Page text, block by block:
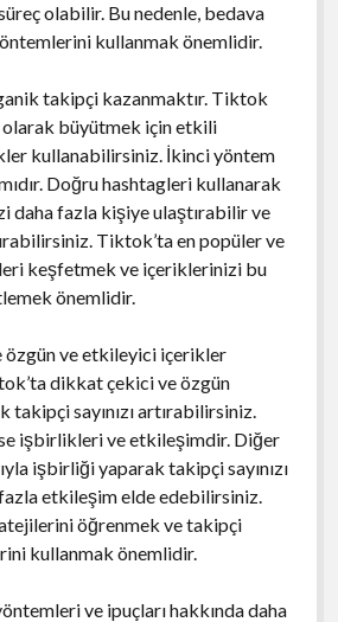
olabilir. Bu nedenle, bedava
kullanmak önemlidir.
takipçi kazanmaktır. Tiktok
olarak büyütmek için etkili
kullanabilirsiniz. İkinci yöntem
Doğru hashtagleri kullanarak
daha fazla kişiye ulaştırabilir ve
Tiktok’ta en popüler ve
keşfetmek ve içeriklerinizi bu
önemlidir.
özgün ve etkileyici içerikler
dikkat çekici ve özgün
takipçi sayınızı artırabilirsiniz.
işbirlikleri ve etkileşimdir. Diğer
işbirliği yaparak takipçi sayınızı
etkileşim elde edebilirsiniz.
öğrenmek ve takipçi
kullanmak önemlidir.
ve ipuçları hakkında daha